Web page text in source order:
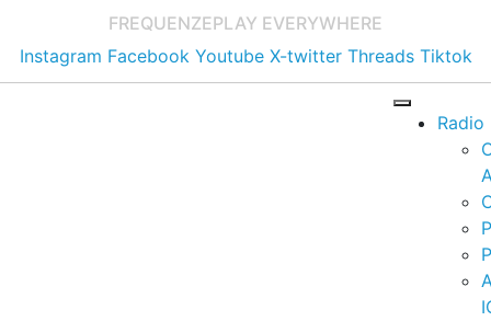
FREQUENZEPLAY EVERYWHERE
Instagram Facebook Youtube X-twitter Threads Tiktok
Radio